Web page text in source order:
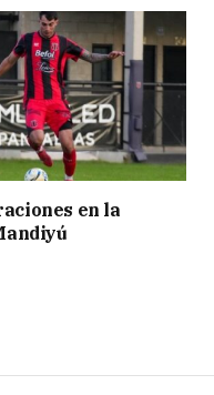
en la